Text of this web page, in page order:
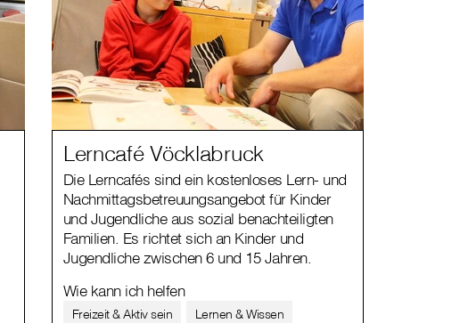
Lerncafé Vöcklabruck
Die Lerncafés sind ein kostenloses Lern- und
Nachmittagsbetreuungsangebot für Kinder
und Jugendliche aus sozial benachteiligten
Familien. Es richtet sich an Kinder und
Jugendliche zwischen 6 und 15 Jahren.
Wie kann ich helfen
Freizeit & Aktiv sein
Lernen & Wissen